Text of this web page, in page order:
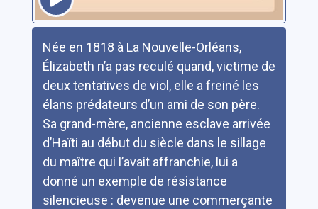
Née en 1818 à La Nouvelle-Orléans,
Élizabeth n’a pas reculé quand, victime de
deux tentatives de viol, elle a freiné les
élans prédateurs d’un ami de son père.
Sa grand-mère, ancienne esclave arrivée
d’Haïti au début du siècle dans le sillage
du maître qui l’avait affranchie, lui a
donné un exemple de résistance
silencieuse : devenue une commerçante